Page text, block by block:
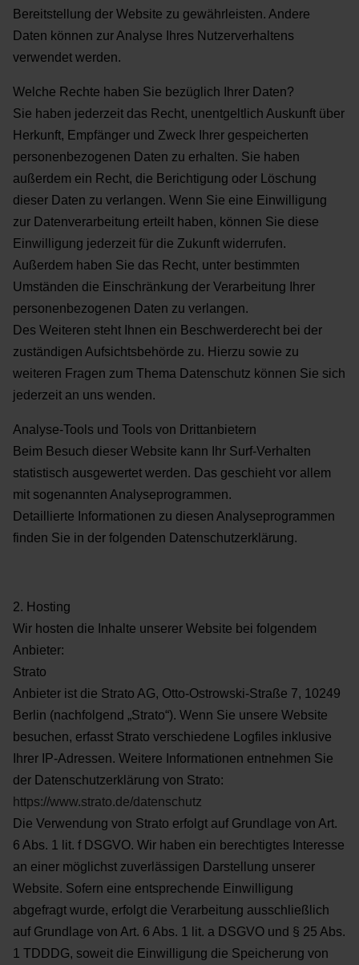
Bereitstellung der Website zu gewährleisten. Andere
Daten können zur Analyse Ihres Nutzerverhaltens
verwendet werden.
Welche Rechte haben Sie bezüglich Ihrer Daten?
Sie haben jederzeit das Recht, unentgeltlich Auskunft über
Herkunft, Empfänger und Zweck Ihrer gespeicherten
personenbezogenen Daten zu erhalten. Sie haben
außerdem ein Recht, die Berichtigung oder Löschung
dieser Daten zu verlangen. Wenn Sie eine Einwilligung
zur Datenverarbeitung erteilt haben, können Sie diese
Einwilligung jederzeit für die Zukunft widerrufen.
Außerdem haben Sie das Recht, unter bestimmten
Umständen die Einschränkung der Verarbeitung Ihrer
personenbezogenen Daten zu verlangen.
Des Weiteren steht Ihnen ein Beschwerderecht bei der
zuständigen Aufsichtsbehörde zu. Hierzu sowie zu
weiteren Fragen zum Thema Datenschutz können Sie sich
jederzeit an uns wenden.
Analyse-Tools und Tools von Drittanbietern
Beim Besuch dieser Website kann Ihr Surf-Verhalten
statistisch ausgewertet werden. Das geschieht vor allem
mit sogenannten Analyseprogrammen.
Detaillierte Informationen zu diesen Analyseprogrammen
finden Sie in der folgenden Datenschutzerklärung.
2. Hosting
Wir hosten die Inhalte unserer Website bei folgendem
Anbieter:
Strato
Anbieter ist die Strato AG, Otto-Ostrowski-Straße 7, 10249
Berlin (nachfolgend „Strato“). Wenn Sie unsere Website
besuchen, erfasst Strato verschiedene Logfiles inklusive
Ihrer IP-Adressen. Weitere Informationen entnehmen Sie
der Datenschutzerklärung von Strato:
https://www.strato.de/datenschutz
Die Verwendung von Strato erfolgt auf Grundlage von Art.
6 Abs. 1 lit. f DSGVO. Wir haben ein berechtigtes Interesse
an einer möglichst zuverlässigen Darstellung unserer
Website. Sofern eine entsprechende Einwilligung
abgefragt wurde, erfolgt die Verarbeitung ausschließlich
auf Grundlage von Art. 6 Abs. 1 lit. a DSGVO und § 25 Abs.
1 TDDDG, soweit die Einwilligung die Speicherung von